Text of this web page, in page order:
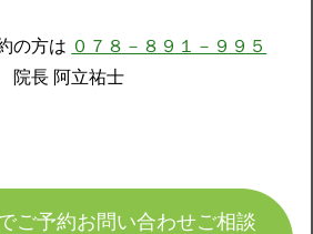
の方は ０７８－８９１－９９５
長 阿立祐士
ご予約お問い合わせご相談